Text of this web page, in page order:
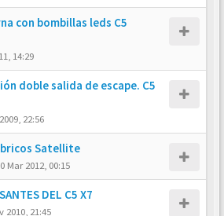
con bombillas leds C5
14:29
doble salida de escape. C5
22:56
bricos Satellite
Mar 2012, 00:15
DEL C5 X7
2010, 21:45